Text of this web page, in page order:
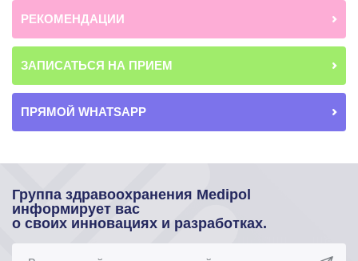
РЕКОМЕНДАЦИИ
ЗАПИСАТЬСЯ НА ПРИЕМ
ПРЯМОЙ WHATSAPP
Группа здравоохранения Medipol
информирует вас
о своих инновациях и разработках.